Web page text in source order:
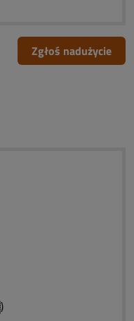
Zgłoś nadużycie